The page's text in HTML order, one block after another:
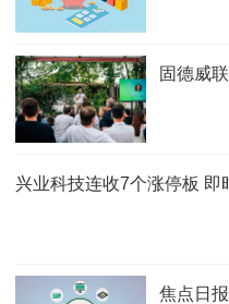
固德威
兴业科技连收7个涨停板 即
焦点日